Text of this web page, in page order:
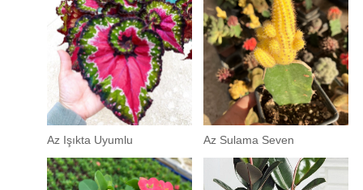
Az Işıkta Uyumlu Az Sulama Seven